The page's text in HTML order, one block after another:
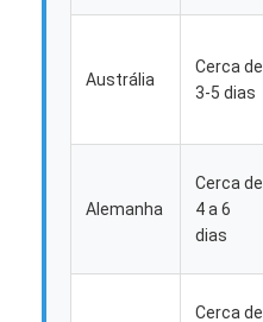
Austrália
Cerca de
3-5 dias
Alemanha
Cerca de
4 a 6
dias
Cerca de